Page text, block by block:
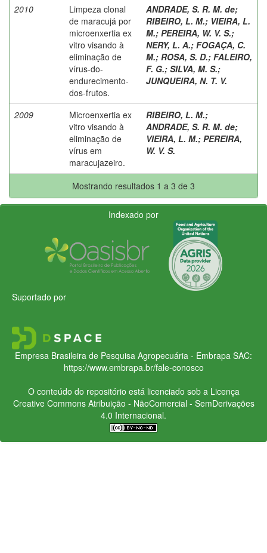
2010
Limpeza clonal
de maracujá por
microenxertia ex
vitro visando à
eliminação de
vírus-do-
endurecimento-
dos-frutos.
ANDRADE, S. R. M. de;
RIBEIRO, L. M.; VIEIRA, L.
M.; PEREIRA, W. V. S.;
NERY, L. A.; FOGAÇA, C.
M.; ROSA, S. D.; FALEIRO,
F. G.; SILVA, M. S.;
JUNQUEIRA, N. T. V.
2009
Microenxertia ex
vitro visando à
eliminação de
vírus em
maracujazeiro.
RIBEIRO, L. M.;
ANDRADE, S. R. M. de;
VIEIRA, L. M.; PEREIRA,
W. V. S.
Mostrando resultados 1 a 3 de 3
Indexado por
Suportado por
Empresa Brasileira de Pesquisa Agropecuária - Embrapa SAC:
https://www.embrapa.br/fale-conosco
O conteúdo do repositório está licenciado sob a Licença
Creative CommonsAtribuição - NãoComercial - SemDerivações
4.0 Internacional.